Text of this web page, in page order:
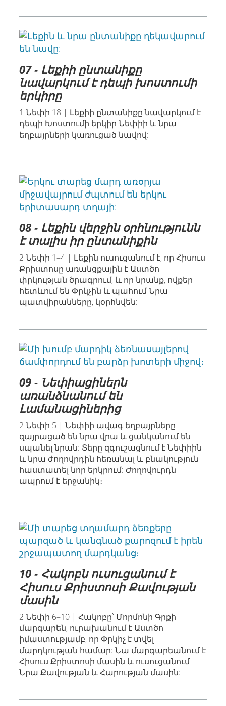
07 - Լեքիի ընտանիքը
նավարկում է դեպի խոստումի
երկիրը
1 Նեփի 18 | Լեքիի ընտանիքը նավարկում է
դեպի Խոստումի երկիր Նեփիի և նրա
եղբայրների կառուցած նավով:
08 - Լեքին վերջին օրհնությունն
է տալիս իր ընտանիքին
2 Նեփի 1–4 | Լեքին ուսուցանում է, որ Հիսուս
Քրիստոսը առանցքային է Աստծո
փրկության ծրագրում, և որ նրանք, ովքեր
հետևում են Փրկչին և պահում Նրա
պատվիրանները, կօրհնվեն:
09 - Նեփիացիներն
առանձնանում են
Լամանացիներից
2 Նեփի 5 | Նեփիի ավագ եղբայրները
զայրացած են նրա վրա և ցանկանում են
սպանել նրան: Տերը զգուշացնում է Նեփիին
և նրա ժողովրդին հեռանալ և բնակություն
հաստատել նոր երկրում: Ժողովուրդն
ապրում է երջանիկ։
10 - Հակոբն ուսուցանում է
Հիսուս Քրիստոսի Քավության
մասին
2 Նեփի 6–10 | Հակոբը՝ Մորմոնի Գրքի
մարգարեն, ուրախանում է Աստծո
իմաստությամբ, որ Փրկիչ է տվել
մարդկության համար: Նա մարգարեանում է
Հիսուս Քրիստոսի մասին և ուսուցանում
Նրա Քավության և Հարության մասին: